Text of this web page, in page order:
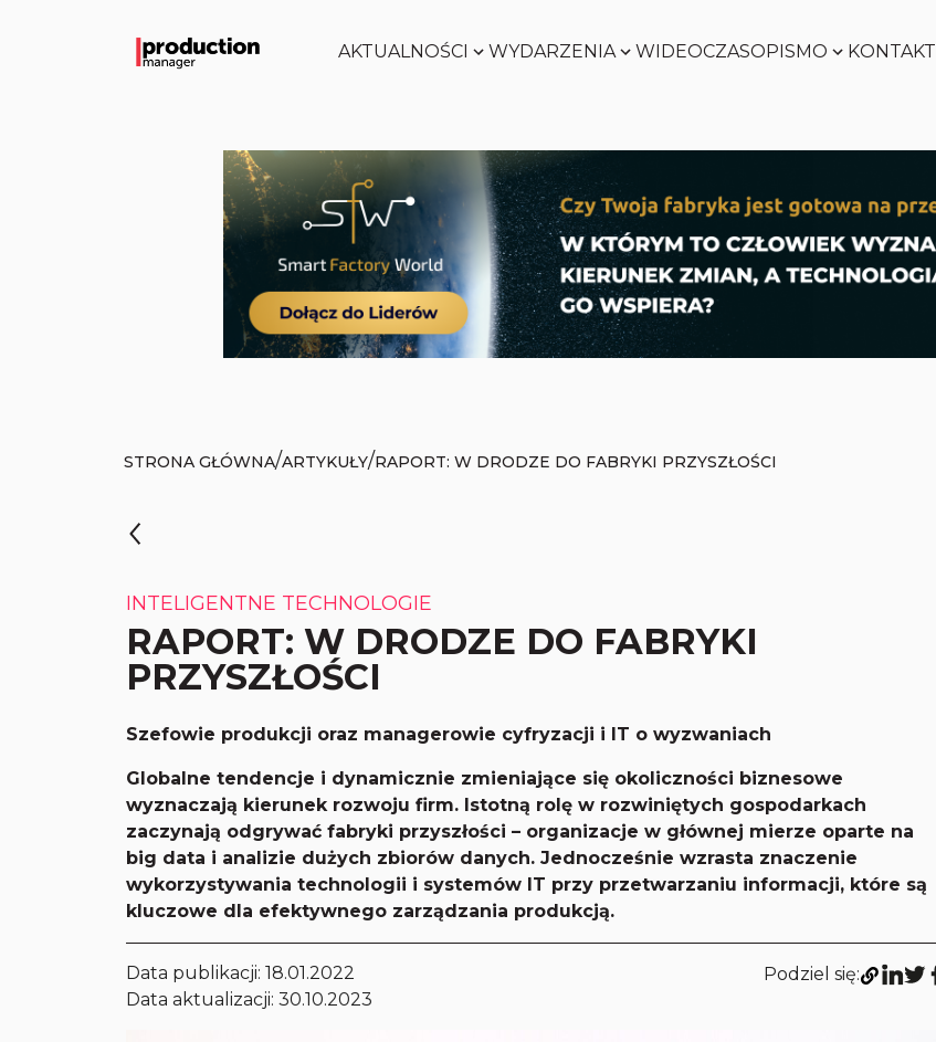
AKTUALNOŚCI WYDARZENIA
SMART
FACTORY
WORLD
WIDEOCZASOPISMO KONTAKT
FACTORY
WORLD
Zobacz
STRONA GŁÓWNA/ARTYKUŁY/RAPORT: W DRODZE DO FABRYKI PRZYSZŁOŚCI
INTELIGENTNE TECHNOLOGIE
RAPORT: W DRODZE DO FABRYKI
PRZYSZŁOŚCI
Szefowie produkcji oraz managerowie cyfryzacji i IT o wyzwaniach
Globalne tendencje i dynamicznie zmieniające się okoliczności biznesowe
wyznaczają kierunek rozwoju firm. Istotną rolę w rozwiniętych gospodarkach
zaczynają odgrywać fabryki przyszłości – organizacje w głównej mierze oparte na
big data i analizie dużych zbiorów danych. Jednocześnie wzrasta znaczenie
wykorzystywania technologii i systemów IT przy przetwarzaniu informacji, które są
kluczowe dla efektywnego zarządzania produkcją.
Data publikacji:18.01.2022
Data aktualizacji: 30.10.2023
Podziel się: